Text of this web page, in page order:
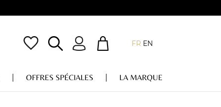
FR EN
OFFRES SPÉCIALES LA MARQUE